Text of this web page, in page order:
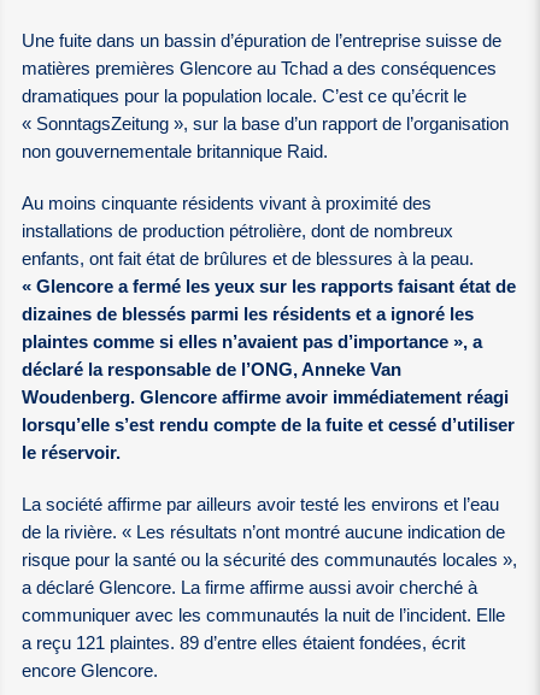
Une fuite dans un bassin d’épuration de l’entreprise suisse de
matières premières Glencore au Tchad a des conséquences
dramatiques pour la population locale. C’est ce qu’écrit le
« SonntagsZeitung », sur la base d’un rapport de l’organisation
non gouvernementale britannique Raid.
Au moins cinquante résidents vivant à proximité des
installations de production pétrolière, dont de nombreux
enfants, ont fait état de brûlures et de blessures à la peau.
« Glencore a fermé les yeux sur les rapports faisant état de
dizaines de blessés parmi les résidents et a ignoré les
plaintes comme si elles n’avaient pas d’importance », a
déclaré la responsable de l’ONG, Anneke Van
Woudenberg. Glencore affirme avoir immédiatement réagi
lorsqu’elle s’est rendu compte de la fuite et cessé d’utiliser
le réservoir.
La société affirme par ailleurs avoir testé les environs et l’eau
de la rivière. « Les résultats n’ont montré aucune indication de
risque pour la santé ou la sécurité des communautés locales »,
a déclaré Glencore. La firme affirme aussi avoir cherché à
communiquer avec les communautés la nuit de l’incident. Elle
a reçu 121 plaintes. 89 d’entre elles étaient fondées, écrit
encore Glencore.